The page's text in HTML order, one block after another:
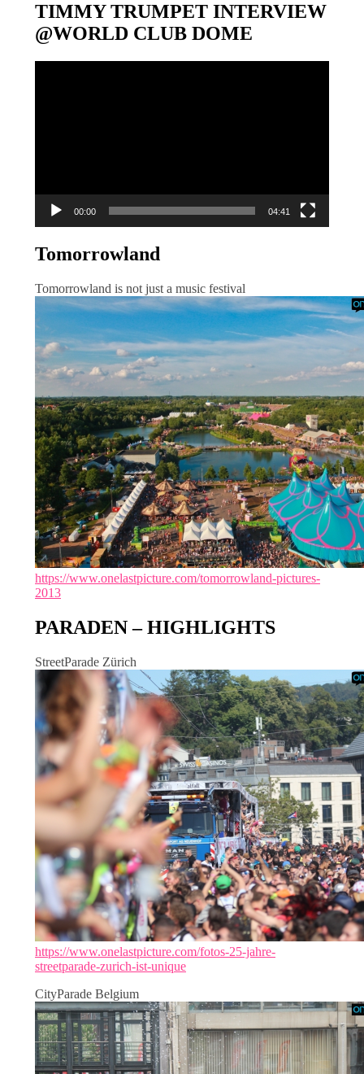
TIMMY TRUMPET INTERVIEW
@WORLD CLUB DOME
00:00 04:41
Tomorrowland
Tomorrowland is not just a music festival
https://www.onelastpicture.com/tomorrowland-pictures-
2013
PARADEN – HIGHLIGHTS
StreetParade Zürich
https://www.onelastpicture.com/fotos-25-jahre-
streetparade-zurich-ist-unique
CityParade Belgium